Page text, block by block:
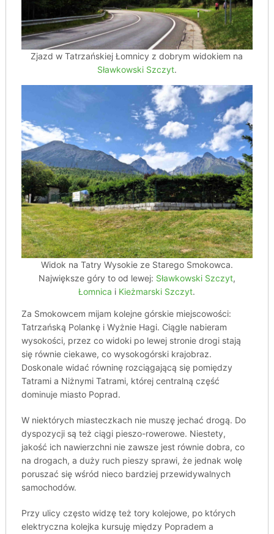
Zjazd w Tatrzańskiej Łomnicy z dobrym widokiem na
Sławkowski Szczyt.
Widok na Tatry Wysokie ze Starego Smokowca.
Największe góry to od lewej: Sławkowski Szczyt,
Łomnica i Kieżmarski Szczyt.
Za Smokowcem mijam kolejne górskie miejscowości:
Tatrzańską Polankę i Wyżnie Hagi. Ciągle nabieram
wysokości, przez co widoki po lewej stronie drogi stają
się równie ciekawe, co wysokogórski krajobraz.
Doskonale widać równinę rozciągającą się pomiędzy
Tatrami a Niżnymi Tatrami, której centralną część
dominuje miasto Poprad.
W niektórych miasteczkach nie muszę jechać drogą. Do
dyspozycji są też ciągi pieszo-rowerowe. Niestety,
jakość ich nawierzchni nie zawsze jest równie dobra, co
na drogach, a duży ruch pieszy sprawi, że jednak wolę
poruszać się wśród nieco bardziej przewidywalnych
samochodów.
Przy ulicy często widzę też tory kolejowe, po których
elektryczna kolejka kursuję między Popradem a